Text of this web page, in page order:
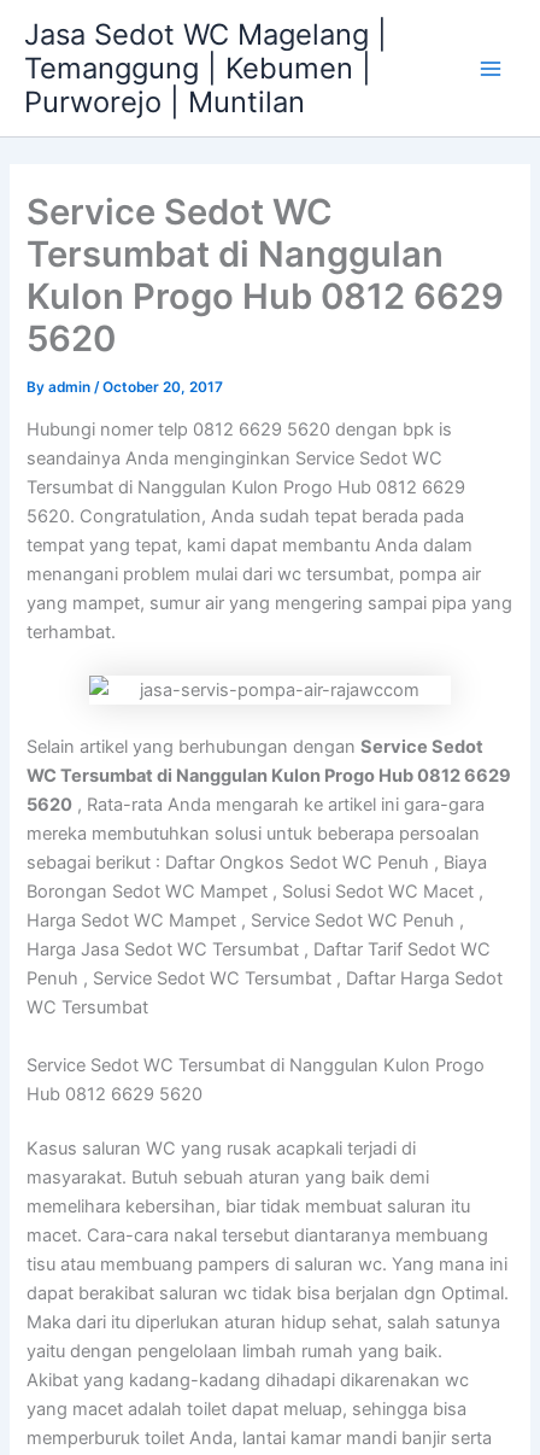
content
Jasa Sedot WC Magelang |
Temanggung | Kebumen |
Purworejo | Muntilan
Service Sedot WC
Tersumbat di Nanggulan
Kulon Progo Hub 0812 6629
5620
Byadmin/October 20, 2017
Hubungi nomer telp 0812 6629 5620 dengan bpk is
seandainya Anda menginginkan Service Sedot WC
Tersumbat di Nanggulan Kulon Progo Hub 0812 6629
5620. Congratulation, Anda sudah tepat berada pada
tempat yang tepat, kami dapat membantu Anda dalam
menangani problem mulai dari wc tersumbat, pompa air
yang mampet, sumur air yang mengering sampai pipa yang
terhambat.
Selain artikel yang berhubungan denganService Sedot
WC Tersumbat di Nanggulan Kulon Progo Hub 0812 6629
5620 , Rata-rata Anda mengarah ke artikel ini gara-gara
mereka membutuhkan solusi untuk beberapa persoalan
sebagai berikut : Daftar Ongkos Sedot WC Penuh , Biaya
Borongan Sedot WC Mampet , Solusi Sedot WC Macet ,
Harga Sedot WC Mampet , Service Sedot WC Penuh ,
Harga Jasa Sedot WC Tersumbat , Daftar Tarif Sedot WC
Penuh , Service Sedot WC Tersumbat , Daftar Harga Sedot
WC Tersumbat
Service Sedot WC Tersumbat di Nanggulan Kulon Progo
Hub 0812 6629 5620
Kasus saluran WC yang rusak acapkali terjadi di
masyarakat. Butuh sebuah aturan yang baik demi
memelihara kebersihan, biar tidak membuat saluran itu
macet. Cara-cara nakal tersebut diantaranya membuang
tisu atau membuang pampers di saluran wc. Yang mana ini
dapat berakibat saluran wc tidak bisa berjalan dgn Optimal.
Maka dari itu diperlukan aturan hidup sehat, salah satunya
yaitu dengan pengelolaan limbah rumah yang baik.
Akibat yang kadang-kadang dihadapi dikarenakan wc
yang macet adalah toilet dapat meluap, sehingga bisa
memperburuk toilet Anda, lantai kamar mandi banjir serta